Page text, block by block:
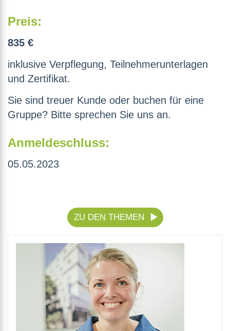
Preis:
835 €
inklusive Verpflegung, Teilnehmerunterlagen
und Zertifikat.
Sie sind treuer Kunde oder buchen für eine
Gruppe? Bitte sprechen Sie uns an.
Anmeldeschluss:
05.05.2023
ZU DEN THEMEN